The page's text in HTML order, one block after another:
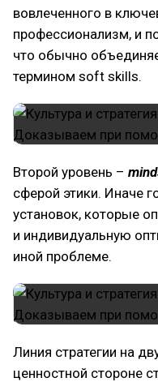
вовлеченного в
профессионализм, и
что обычно
термином soft skills.
Второй уровень –
сферой этики. Иначе
установок, которые
и индивидуальную
иной проблеме.
Линия стратегии на
ценностной стороне